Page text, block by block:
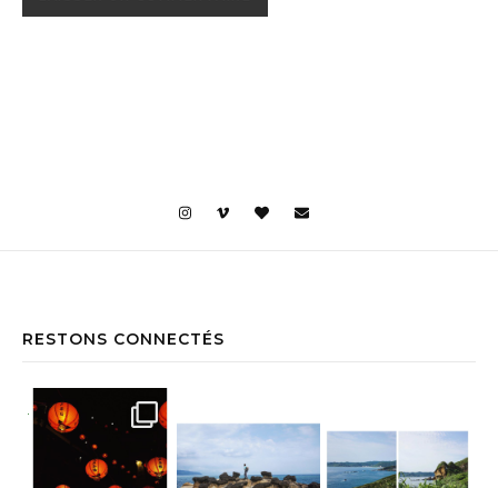
RESTONS CONNECTÉS
Jiufen • Taïwan Comme un air de Miyaz